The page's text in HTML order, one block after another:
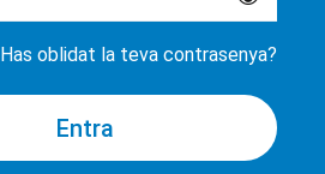
Has oblidat la teva contrasenya?